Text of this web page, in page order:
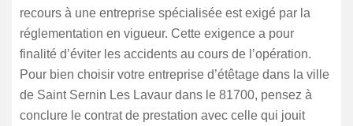
recours à une entreprise spécialisée est exigé par la
réglementation en vigueur. Cette exigence a pour
finalité d’éviter les accidents au cours de l’opération.
Pour bien choisir votre entreprise d’étêtage dans la ville
de Saint Sernin Les Lavaur dans le 81700, pensez à
conclure le contrat de prestation avec celle qui jouit